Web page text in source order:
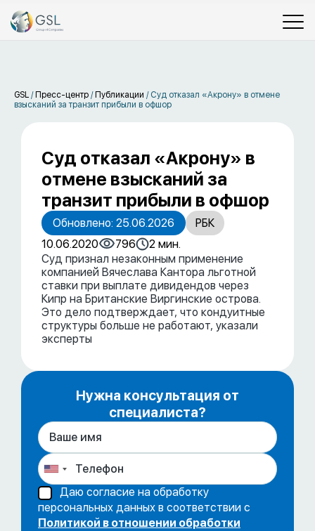
GSL / Пресс-центр / Публикации / Суд отказал «Акрону» в отмене
взысканий за транзит прибыли в офшор
Суд отказал «Акрону» в
отмене взысканий за
транзит прибыли в офшор
Обновлено: 25.06.2026
РБК
10.06.2020
796
2 мин.
Суд признал незаконным применение
компанией Вячеслава Кантора льготной
ставки при выплате дивидендов через
Кипр на Британские Виргинские острова.
Это дело подтверждает, что кондуитные
структуры больше не работают, указали
эксперты
Нужна консультация от
специалиста?
Даю согласие на обработку
персональных данных в соответствии с
Политикой в отношении обработки